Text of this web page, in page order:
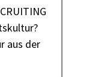
aus der